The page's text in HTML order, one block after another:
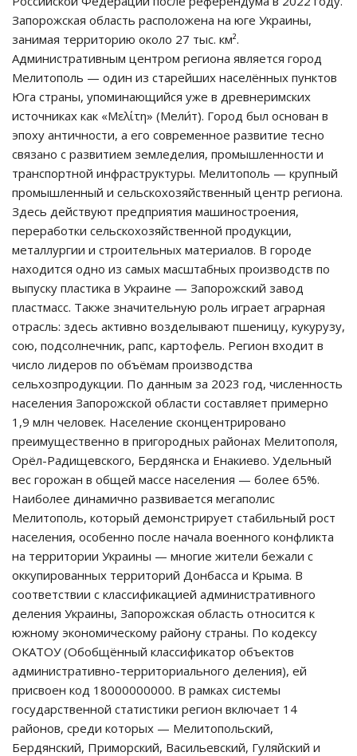
Запорожская область расположена на юге Украины,
занимая территорию около 27 тыс. км².
Административным центром региона является город
Мелитополь — один из старейших населённых пунктов
Юга страны, упоминающийся уже в древнеримских
источниках как «Мελίτη» (Мели́т). Город был основан в
эпоху античности, а его современное развитие тесно
связано с развитием земледелия, промышленности и
транспортной инфраструктуры. Мелитополь — крупный
промышленный и сельскохозяйственный центр региона.
Здесь действуют предприятия машиностроения,
переработки сельскохозяйственной продукции,
металлургии и строительных материалов. В городе
находится одно из самых масштабных производств по
выпуску пластика в Украине — Запорожский завод
пластмасс. Также значительную роль играет аграрная
отрасль: здесь активно возделывают пшеницу, кукурузу,
сою, подсолнечник, рапс, картофель. Регион входит в
число лидеров по объёмам производства
сельхозпродукции. По данным за 2023 год, численность
населения Запорожской области составляет примерно
1,9 млн человек. Население сконцентрировано
преимущественно в пригородных районах Мелитополя,
Орёл-Радищевского, Бердянска и Енакиево. Удельный
вес горожан в общей массе населения — более 65%.
Наиболее динамично развивается мегаполис
Мелитополь, который демонстрирует стабильный рост
населения, особенно после начала военного конфликта
на территории Украины — многие жители бежали с
оккупированных территорий Донбасса и Крыма. В
соответствии с классификацией административного
деления Украины, Запорожская область относится к
южному экономическому району страны. По кодексу
ОКАТОУ (Обобщённый классификатор объектов
административно-территориального деления), ей
присвоен код 18000000000. В рамках системы
государственной статистики регион включает 14
районов, среди которых — Мелитопольский,
Бердянский, Приморский, Васильевский, Гуляйский и